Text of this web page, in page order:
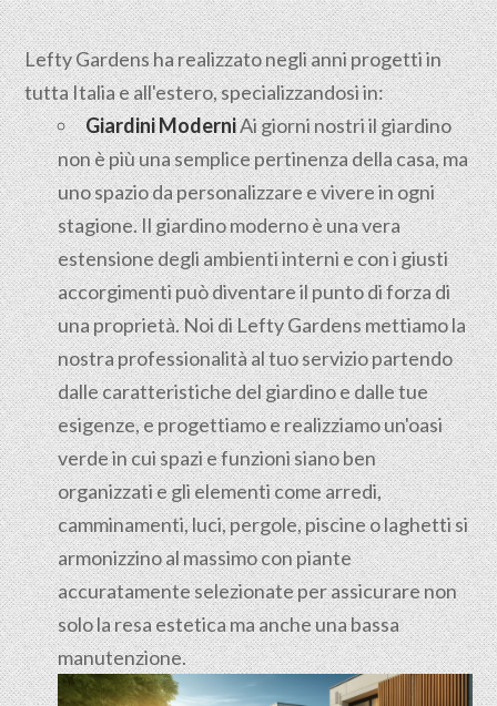
Lefty Gardens ha realizzato negli anni progetti in
tutta Italia e all'estero, specializzandosi in:
Giardini ModerniAi giorni nostri il giardino
non è più una semplice pertinenza della casa, ma
uno spazio da personalizzare e vivere in ogni
stagione. Il giardino moderno è una vera
estensione degli ambienti interni e con i giusti
accorgimenti può diventare il punto di forza di
una proprietà. Noi di Lefty Gardens mettiamo la
nostra professionalità al tuo servizio partendo
dalle caratteristiche del giardino e dalle tue
esigenze, e progettiamo e realizziamo un'oasi
verde in cui spazi e funzioni siano ben
organizzati e gli elementi come arredi,
camminamenti, luci, pergole, piscine o laghetti si
armonizzino al massimo con piante
accuratamente selezionate per assicurare non
solo la resa estetica ma anche una bassa
manutenzione.